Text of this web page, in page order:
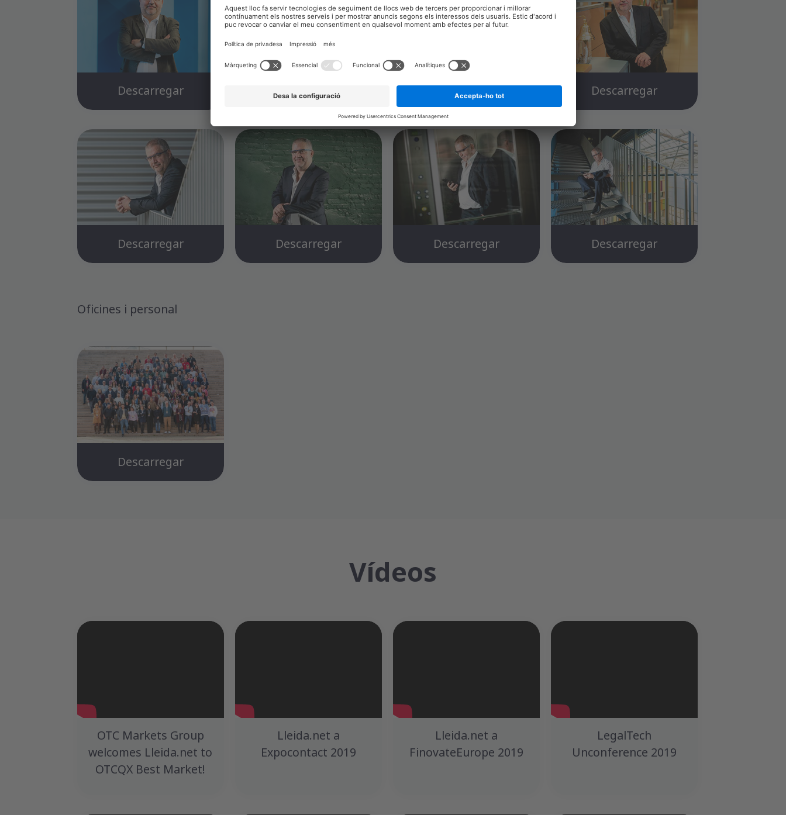
Descarregar Descarregar Descarregar Descarregar
Descarregar Descarregar Descarregar Descarregar
Oficines i personal
Descarregar
Vídeos
OTC Markets Group
welcomes Lleida.net to
OTCQX Best Market!
Lleida.net a
Expocontact 2019
Lleida.net a
FinovateEurope 2019
LegalTech
Unconference 2019